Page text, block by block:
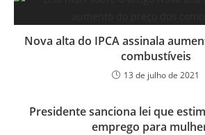
Nova alta do IPCA assinala
combustíveis
13 de julho de 2021
Presidente sanciona lei que
emprego para